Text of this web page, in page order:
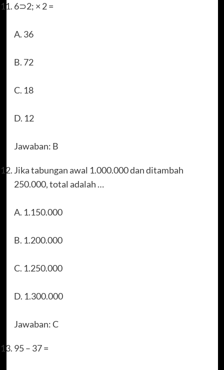
6⊃2; × 2 =
A. 36
B. 72
C. 18
D. 12
Jawaban: B
Jika tabungan awal 1.000.000 dan ditambah
250.000, total adalah …
A. 1.150.000
B. 1.200.000
C. 1.250.000
D. 1.300.000
Jawaban: C
95 – 37 =